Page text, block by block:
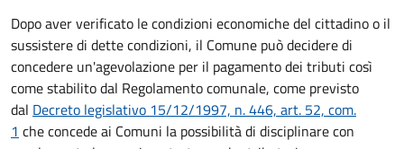
Dopo aver verificato le condizioni economiche del cittadino o il
sussistere di dette condizioni, il Comune può decidere di
concedere un'agevolazione per il pagamento dei tributi così
come stabilito dal Regolamento comunale, come previsto
dal Decreto legislativo 15/12/1997, n. 446, art. 52, com.
1 che concede ai Comuni la possibilità di disciplinare con